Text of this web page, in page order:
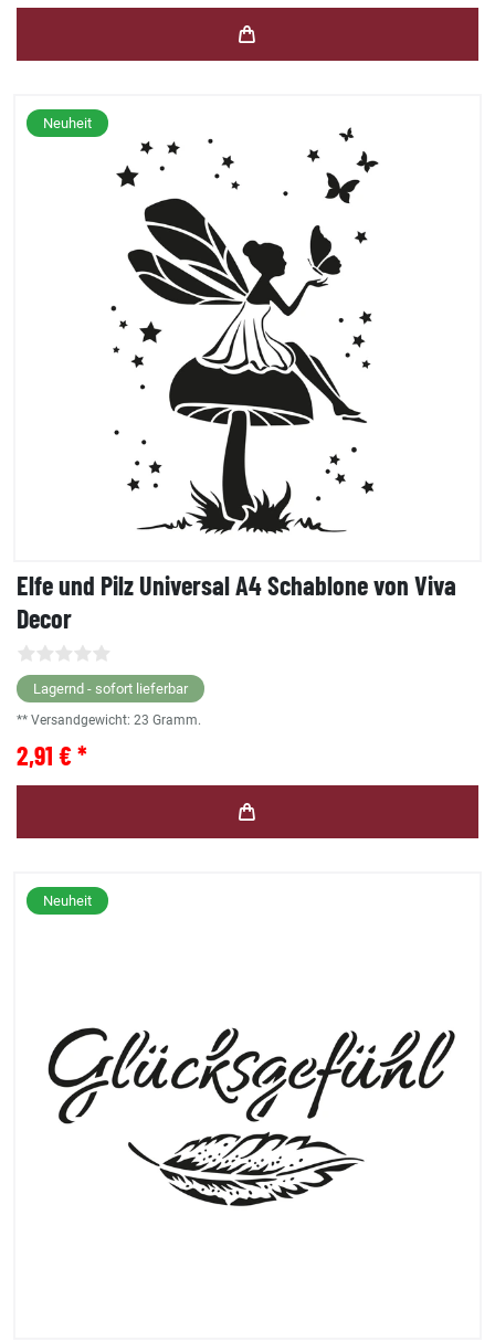
Neuheit
Elfe und Pilz Universal A4 Schablone von Viva
Decor
Lagernd - sofort lieferbar
** Versandgewicht: 23 Gramm.
2,91 € *
Neuheit